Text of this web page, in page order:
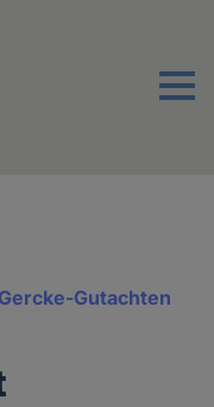
Menu
Gutachten